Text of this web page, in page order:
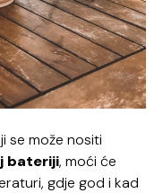
se može nositi
bateriji, moći će
gdje god i kad